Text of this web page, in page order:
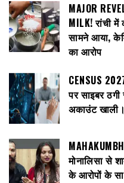
MAJOR
MILK! रांची
सामने आया,
का आरोप
CENSUS
पर साइबर
अकाउंट खाली।
मोनालिसा से
के आरोपों के